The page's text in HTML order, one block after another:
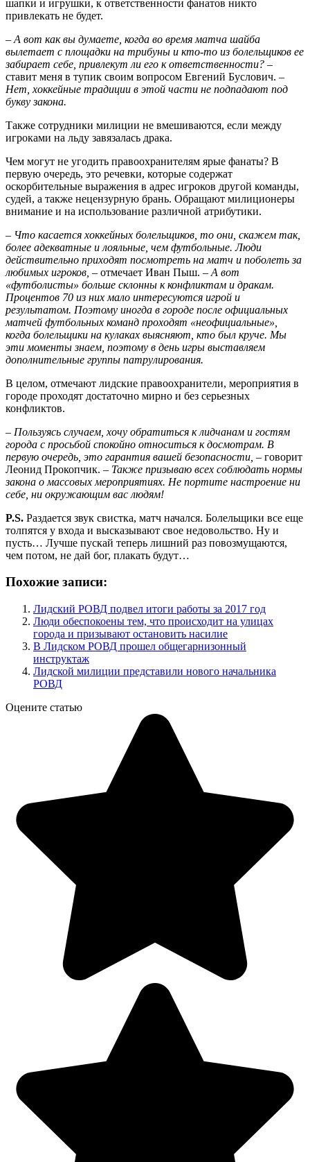
шапки и игрушки, к ответственности фанатов никто
привлекать не будет.
– А вот как вы думаете, когда во время матча шайба
вылетает с площадки на трибуны и кто-то из болельщиков ее
забирает себе, привлекут ли его к ответственности? –
ставит меня в тупик своим вопросом Евгений Буслович. –
Нет, хоккейные традиции в этой части не подпадают под
букву закона.
Также сотрудники милиции не вмешиваются, если между
игроками на льду завязалась драка.
Чем могут не угодить правоохранителям ярые фанаты? В
первую очередь, это речевки, которые содержат
оскорбительные выражения в адрес игроков другой команды,
судей, а также нецензурную брань. Обращают милиционеры
внимание и на использование различной атрибутики.
– Что касается хоккейных болельщиков, то они, скажем так,
более адекватные и лояльные, чем футбольные. Люди
действительно приходят посмотреть на матч и поболеть за
любимых игроков, – отмечает Иван Пыш. – А вот
«футболисты» больше склонны к конфликтам и дракам.
Процентов 70 из них мало интересуются игрой и
результатом. Поэтому иногда в городе после официальных
матчей футбольных команд проходят «неофициальные»,
когда болельщики на кулаках выясняют, кто был круче. Мы
эти моменты знаем, поэтому в день игры выставляем
дополнительные группы патрулирования.
В целом, отмечают лидские правоохранители, мероприятия в
городе проходят достаточно мирно и без серьезных
конфликтов.
– Пользуясь случаем, хочу обратиться к лидчанам и гостям
города с просьбой спокойно относиться к досмотрам. В
первую очередь, это гарантия вашей безопасности, – говорит
Леонид Прокопчик. – Также призываю всех соблюдать нормы
закона о массовых мероприятиях. Не портите настроение ни
себе, ни окружающим вас людям!
P.S. Раздается звук свистка, матч начался. Болельщики все еще
толпятся у входа и высказывают свое недовольство. Ну и
пусть… Лучше пускай теперь лишний раз повозмущаются,
чем потом, не дай бог, плакать будут…
Похожие записи:
Лидский РОВД подвел итоги работы за 2017 год
Люди обеспокоены тем, что происходит на улицах
города и призывают остановить насилие
В Лидском РОВД прошел общегарнизонный
инструктаж
Лидской милиции представили нового начальника
РОВД
Оцените статью